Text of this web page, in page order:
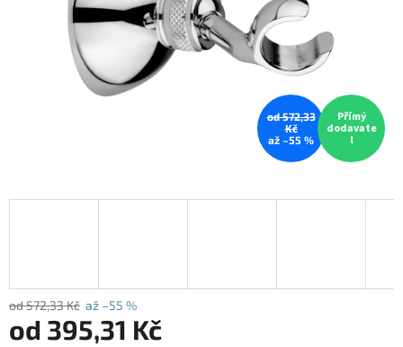
od 572,33
Kč
až –55 %
Přímý
dodavate
l
od 572,33 Kč až –55 %
od 395,31 Kč